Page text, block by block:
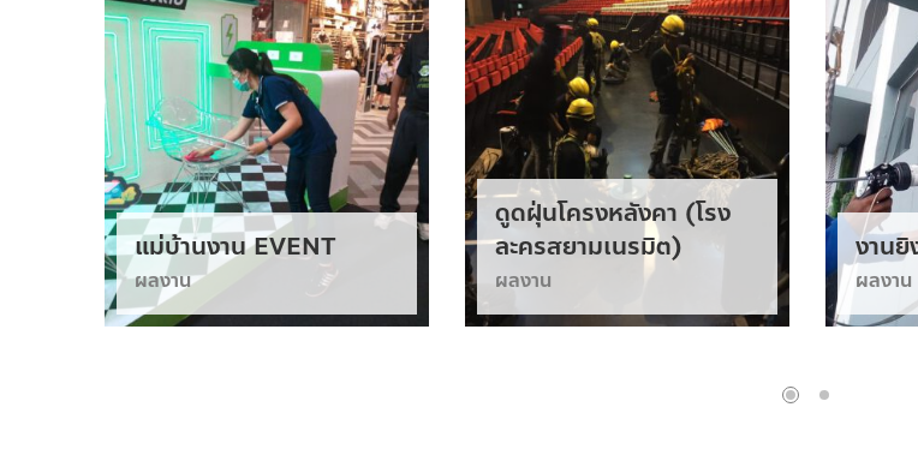
แม่บ้านงาน EVENT
ผลงาน
ดูดฝุ่นโครงหลังคา (โรง
ละครสยามเนรมิต)
ผลงาน
งานยิ
ผลงาน